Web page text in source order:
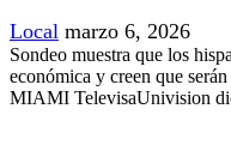
Local marzo 6, 2026
Sondeo muestra que los
económica y creen que
MIAMI TelevisaUnivision